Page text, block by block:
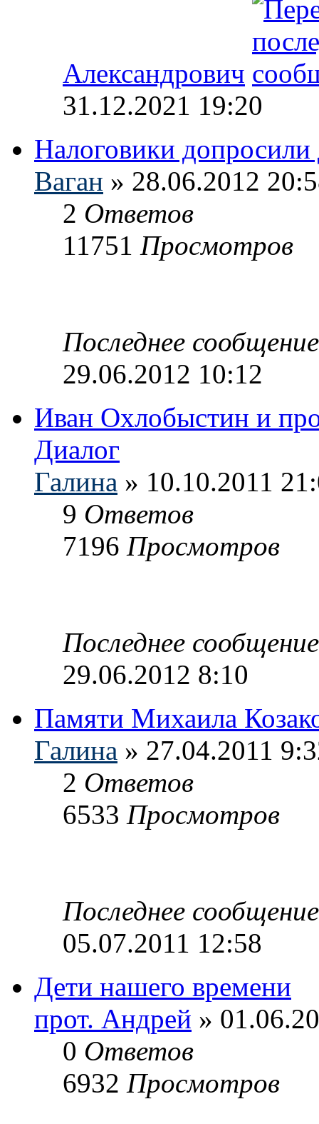
Александрович
31.12.2021 19:20
Налоговики допросили
Ваган » 28.06.2012
2 Ответов
11751 Просмотров
Последнее
29.06.2012 10:12
Иван Охлобыстин и
Диалог
Галина » 10.10.2011
9 Ответов
7196 Просмотров
Последнее
29.06.2012 8:10
Памяти Михаила
Галина » 27.04.2011
2 Ответов
6533 Просмотров
Последнее
05.07.2011 12:58
Дети нашего времени
прот. Андрей »
0 Ответов
6932 Просмотров